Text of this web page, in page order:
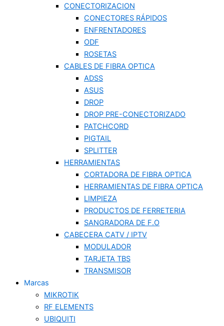
CONECTORIZACION
CONECTORES RÁPIDOS
ENFRENTADORES
ODF
ROSETAS
CABLES DE FIBRA OPTICA
ADSS
ASUS
DROP
DROP PRE-CONECTORIZADO
PATCHCORD
PIGTAIL
SPLITTER
HERRAMIENTAS
CORTADORA DE FIBRA OPTICA
HERRAMIENTAS DE FIBRA OPTICA
LIMPIEZA
PRODUCTOS DE FERRETERIA
SANGRADORA DE F.O
CABECERA CATV / IPTV
MODULADOR
TARJETA TBS
TRANSMISOR
Marcas
MIKROTIK
RF ELEMENTS
UBIQUITI